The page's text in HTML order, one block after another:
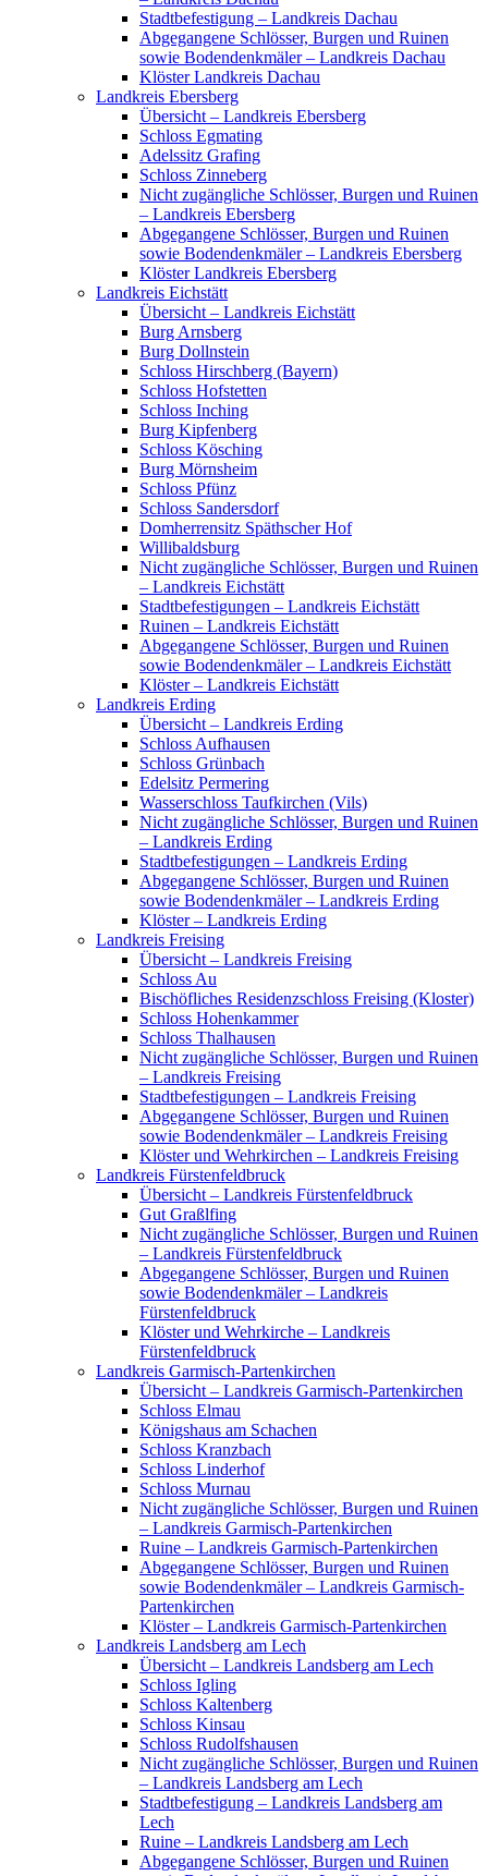
Stadtbefestigung – Landkreis Dachau
Abgegangene Schlösser, Burgen und Ruinen
sowie Bodendenkmäler – Landkreis Dachau
Klöster Landkreis Dachau
Landkreis Ebersberg
Übersicht – Landkreis Ebersberg
Schloss Egmating
Adelssitz Grafing
Schloss Zinneberg
Nicht zugängliche Schlösser, Burgen und Ruinen
– Landkreis Ebersberg
Abgegangene Schlösser, Burgen und Ruinen
sowie Bodendenkmäler – Landkreis Ebersberg
Klöster Landkreis Ebersberg
Landkreis Eichstätt
Übersicht – Landkreis Eichstätt
Burg Arnsberg
Burg Dollnstein
Schloss Hirschberg (Bayern)
Schloss Hofstetten
Schloss Inching
Burg Kipfenberg
Schloss Kösching
Burg Mörnsheim
Schloss Pfünz
Schloss Sandersdorf
Domherrensitz Späthscher Hof
Willibaldsburg
Nicht zugängliche Schlösser, Burgen und Ruinen
– Landkreis Eichstätt
Stadtbefestigungen – Landkreis Eichstätt
Ruinen – Landkreis Eichstätt
Abgegangene Schlösser, Burgen und Ruinen
sowie Bodendenkmäler – Landkreis Eichstätt
Klöster – Landkreis Eichstätt
Landkreis Erding
Übersicht – Landkreis Erding
Schloss Aufhausen
Schloss Grünbach
Edelsitz Permering
Wasserschloss Taufkirchen (Vils)
Nicht zugängliche Schlösser, Burgen und Ruinen
– Landkreis Erding
Stadtbefestigungen – Landkreis Erding
Abgegangene Schlösser, Burgen und Ruinen
sowie Bodendenkmäler – Landkreis Erding
Klöster – Landkreis Erding
Landkreis Freising
Übersicht – Landkreis Freising
Schloss Au
Bischöfliches Residenzschloss Freising (Kloster)
Schloss Hohenkammer
Schloss Thalhausen
Nicht zugängliche Schlösser, Burgen und Ruinen
– Landkreis Freising
Stadtbefestigungen – Landkreis Freising
Abgegangene Schlösser, Burgen und Ruinen
sowie Bodendenkmäler – Landkreis Freising
Klöster und Wehrkirchen – Landkreis Freising
Landkreis Fürstenfeldbruck
Übersicht – Landkreis Fürstenfeldbruck
Gut Graßlfing
Nicht zugängliche Schlösser, Burgen und Ruinen
– Landkreis Fürstenfeldbruck
Abgegangene Schlösser, Burgen und Ruinen
sowie Bodendenkmäler – Landkreis
Fürstenfeldbruck
Klöster und Wehrkirche – Landkreis
Fürstenfeldbruck
Landkreis Garmisch-Partenkirchen
Übersicht – Landkreis Garmisch-Partenkirchen
Schloss Elmau
Königshaus am Schachen
Schloss Kranzbach
Schloss Linderhof
Schloss Murnau
Nicht zugängliche Schlösser, Burgen und Ruinen
– Landkreis Garmisch-Partenkirchen
Ruine – Landkreis Garmisch-Partenkirchen
Abgegangene Schlösser, Burgen und Ruinen
sowie Bodendenkmäler – Landkreis Garmisch-
Partenkirchen
Klöster – Landkreis Garmisch-Partenkirchen
Landkreis Landsberg am Lech
Übersicht – Landkreis Landsberg am Lech
Schloss Igling
Schloss Kaltenberg
Schloss Kinsau
Schloss Rudolfshausen
Nicht zugängliche Schlösser, Burgen und Ruinen
– Landkreis Landsberg am Lech
Stadtbefestigung – Landkreis Landsberg am
Lech
Ruine – Landkreis Landsberg am Lech
Abgegangene Schlösser, Burgen und Ruinen